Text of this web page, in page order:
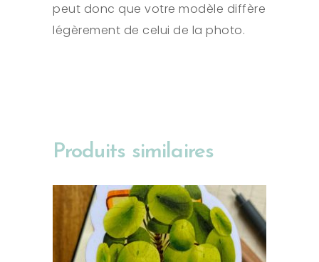
peut donc que votre modèle diffère
légèrement de celui de la photo.
Produits similaires